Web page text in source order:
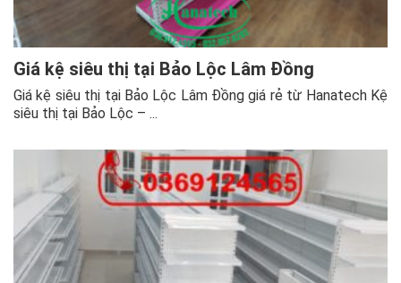
Giá kệ siêu thị tại Bảo Lộc Lâm Đồng
Giá kệ siêu thị tại Bảo Lộc Lâm Đồng giá rẻ từ Hanatech Kệ
siêu thị tại Bảo Lộc – ...